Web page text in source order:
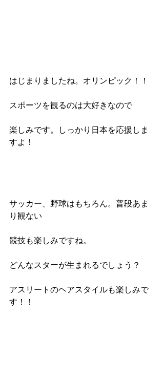
はじまりましたね。オリンピック！！
スポーツを観るのは大好きなので
楽しみです。しっかり日本を応援しま
すよ！
サッカー、野球はもちろん。普段あま
り観ない
競技も楽しみですね。
どんなスターが生まれるでしょう？
アスリートのヘアスタイルも楽しみで
す！！